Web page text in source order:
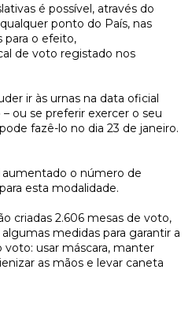
é possível, através do
ponto do País, nas
para o efeito,
de voto registado nos
ir às urnas na data oficial
ou se preferir exercer o seu
fazê-lo no dia 23 de janeiro.
aumentado o número de
esta modalidade.
criadas 2.606 mesas de voto,
medidas para garantir a
usar máscara, manter
as mãos e levar caneta